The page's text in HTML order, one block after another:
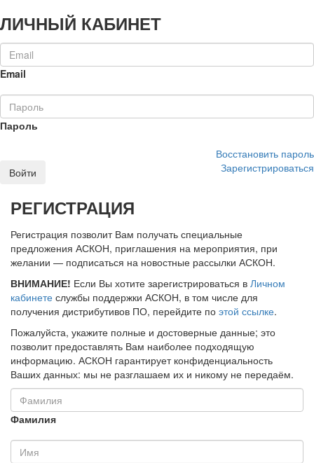
ЛИЧНЫЙ КАБИНЕТ
Email
Пароль
Восстановить пароль
Войти
Зарегистрироваться
РЕГИСТРАЦИЯ
Регистрация позволит Вам получать специальные
предложения АСКОН, приглашения на мероприятия, при
желании — подписаться на новостные рассылки АСКОН.
ВНИМАНИЕ! Если Вы хотите зарегистрироваться в Личном
кабинете службы поддержки АСКОН, в том числе для
получения дистрибутивов ПО, перейдите по этой ссылке.
Пожалуйста, укажите полные и достоверные данные; это
позволит предоставлять Вам наиболее подходящую
информацию. АСКОН гарантирует конфиденциальность
Ваших данных: мы не разглашаем их и никому не передаём.
Фамилия